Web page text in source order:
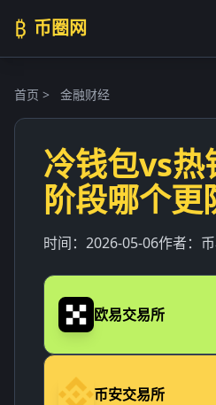
₿ 币圈网
首页 > 金融财经
冷钱包vs热
阶段哪个更
时间： 2026-05-06作者：
欧易交易所
币安交易所